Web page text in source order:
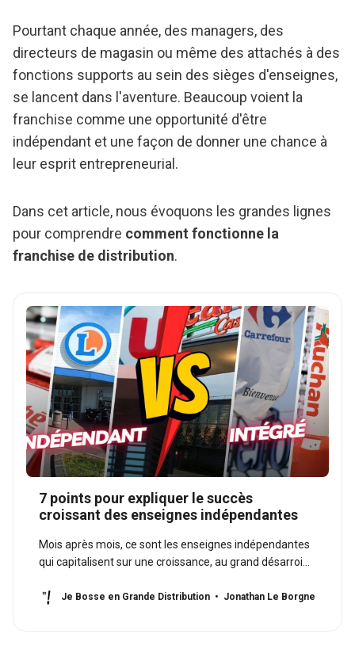
Pourtant chaque année, des managers, des
directeurs de magasin ou même des attachés à des
fonctions supports au sein des sièges d'enseignes,
se lancent dans l'aventure. Beaucoup voient la
franchise comme une opportunité d'être
indépendant et une façon de donner une chance à
leur esprit entrepreneurial.
Dans cet article, nous évoquons les grandes lignes
pour comprendre comment fonctionne la
franchise de distribution.
7 points pour expliquer le succès
croissant des enseignes indépendantes
Mois après mois, ce sont les enseignes indépendantes
qui capitalisent sur une croissance, au grand désarroi
Je Bosse en Grande Distribution Jonathan Le Borgne